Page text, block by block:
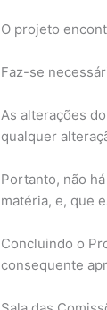
O projeto
Faz-se
As alterações
qualquer
Portanto, não
matéria, e, que
Concluindo o
consequente